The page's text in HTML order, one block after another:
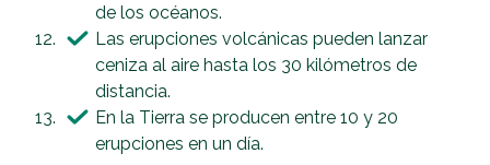
de los océanos.
Las erupciones volcánicas pueden lanzar
ceniza al aire hasta los 30 kilómetros de
distancia.
En la Tierra se producen entre 10 y 20
erupciones en un día.